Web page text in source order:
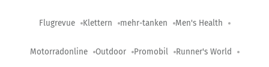
Flugrevue Klettern mehr-tanken Men's Health
Motorradonline Outdoor Promobil Runner's World